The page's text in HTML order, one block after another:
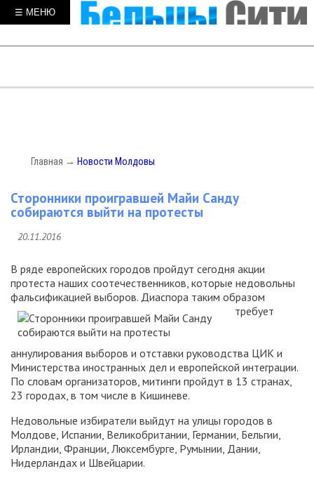
☰ МЕНЮ
Главная → Новости Молдовы
Сторонники проигравшей Майи Санду
собираются выйти на протесты
20.11.2016
В ряде европейских городов пройдут сегодня акции
протеста наших соотечественников, которые недовольны
фальсификацией выборов. Диаспора таким образом
требует
аннулирования выборов и отставки руководства ЦИК и
Министерства иностранных дел и европейской интеграции.
По словам организаторов, митинги пройдут в 13 странах,
23 городах, в том числе в Кишиневе.
Недовольные избиратели выйдут на улицы городов в
Молдове, Испании, Великобритании, Германии, Бельгии,
Ирландии, Франции, Люксембурге, Румынии, Дании,
Нидерландах и Швейцарии.